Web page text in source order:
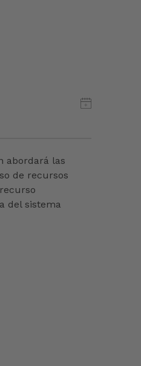
abordará las
de recursos
del sistema